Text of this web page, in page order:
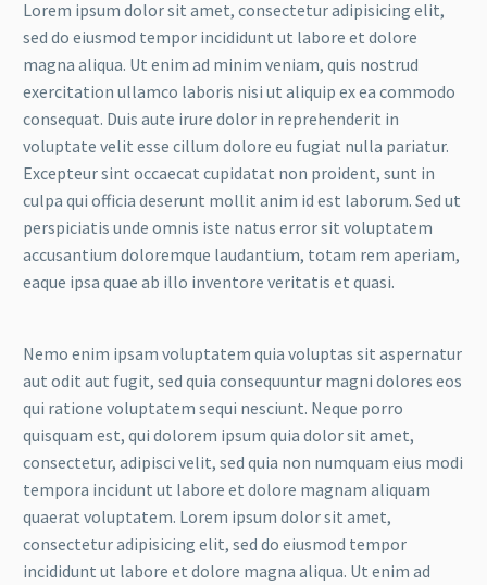
Lorem ipsum dolor sit amet, consectetur adipisicing elit,
sed do eiusmod tempor incididunt ut labore et dolore
magna aliqua. Ut enim ad minim veniam, quis nostrud
exercitation ullamco laboris nisi ut aliquip ex ea commodo
consequat. Duis aute irure dolor in reprehenderit in
voluptate velit esse cillum dolore eu fugiat nulla pariatur.
Excepteur sint occaecat cupidatat non proident, sunt in
culpa qui officia deserunt mollit anim id est laborum. Sed ut
perspiciatis unde omnis iste natus error sit voluptatem
accusantium doloremque laudantium, totam rem aperiam,
eaque ipsa quae ab illo inventore veritatis et quasi.
Nemo enim ipsam voluptatem quia voluptas sit aspernatur
aut odit aut fugit, sed quia consequuntur magni dolores eos
qui ratione voluptatem sequi nesciunt. Neque porro
quisquam est, qui dolorem ipsum quia dolor sit amet,
consectetur, adipisci velit, sed quia non numquam eius modi
tempora incidunt ut labore et dolore magnam aliquam
quaerat voluptatem. Lorem ipsum dolor sit amet,
consectetur adipisicing elit, sed do eiusmod tempor
incididunt ut labore et dolore magna aliqua. Ut enim ad